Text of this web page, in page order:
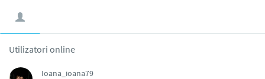
Utilizatori online
Ioana_ioana79